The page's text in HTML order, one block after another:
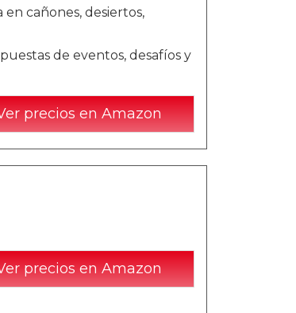
cañones, desiertos,
de eventos, desafíos y
precios en Amazon
precios en Amazon